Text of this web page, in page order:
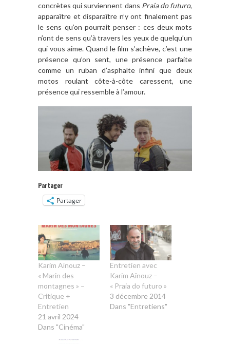
concrètes qui surviennent dans Praia do futuro,
apparaître et disparaître n’y ont finalement pas
le sens qu’on pourrait penser : ces deux mots
n’ont de sens qu’à travers les yeux de quelqu’un
qui vous aime. Quand le film s’achève, c’est une
présence qu’on sent, une présence parfaite
comme un ruban d’asphalte infini que deux
motos roulant côte-à-côte caressent, une
présence qui ressemble à l’amour.
Partager
Partager
Karim Aïnouz –
« Marin des
montagnes » –
Critique +
Entretien
21 avril 2024
Dans "Cinéma"
Entretien avec
Karim Aïnouz –
« Praia do futuro »
3 décembre 2014
Dans "Entretiens"